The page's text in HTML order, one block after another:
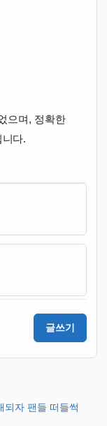
으며, 정확한
다.
글쓰기
되자 팬들 떠들썩